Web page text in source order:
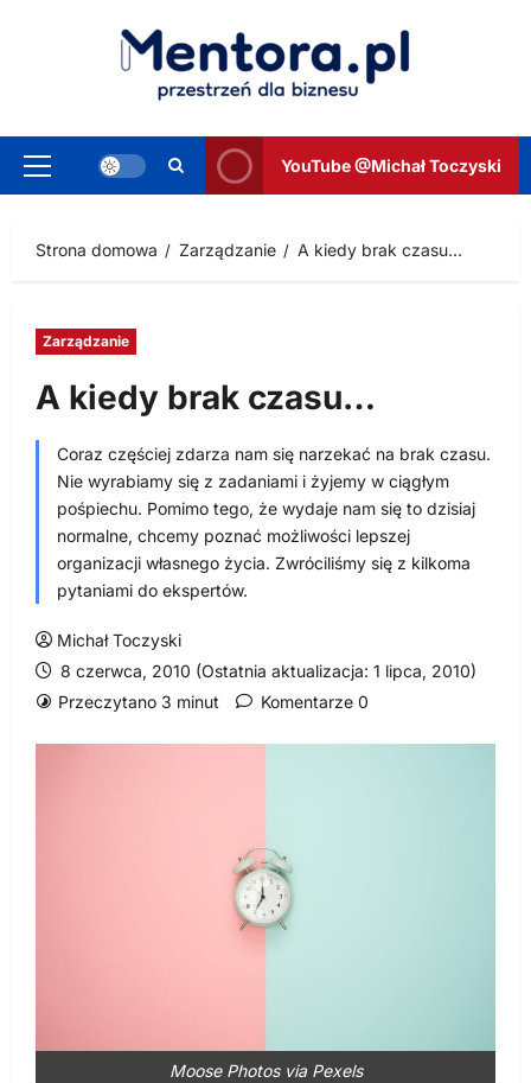
Menu
YouTube @Michał Toczyski
Strona domowa Zarządzanie A kiedy brak czasu…
Zarządzanie
A kiedy brak czasu…
Coraz częściej zdarza nam się narzekać na brak czasu.
Nie wyrabiamy się z zadaniami i żyjemy w ciągłym
pośpiechu. Pomimo tego, że wydaje nam się to dzisiaj
normalne, chcemy poznać możliwości lepszej
organizacji własnego życia. Zwróciliśmy się z kilkoma
pytaniami do ekspertów.
Michał Toczyski
8 czerwca, 2010 (Ostatnia aktualizacja: 1 lipca, 2010)
Przeczytano 3 minut
Komentarze 0
Moose Photos via Pexels